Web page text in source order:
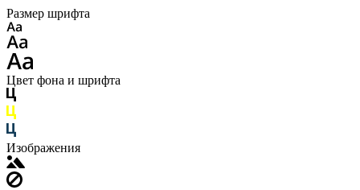
Размер шрифта
Цвет фона и шрифта
Изображения